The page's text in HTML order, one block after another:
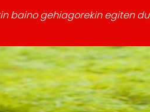
baino gehiagorekin egiten